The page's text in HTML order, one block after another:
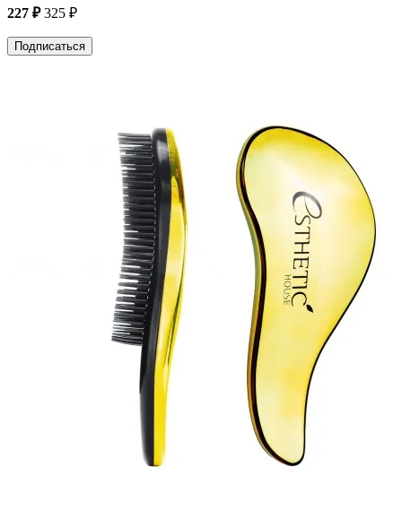
227 ₽ 325 ₽
Подписаться